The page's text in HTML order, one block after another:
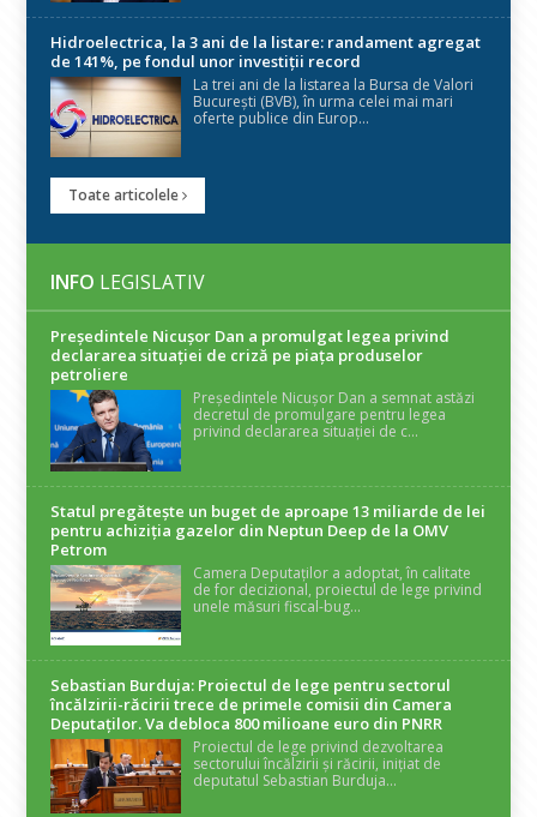
Hidroelectrica, la 3 ani de la listare: randament agregat
de 141%, pe fondul unor investiții record
La trei ani de la listarea la Bursa de Valori
București (BVB), în urma celei mai mari
oferte publice din Europ...
Toate articolele
INFO LEGISLATIV
Președintele Nicuşor Dan a promulgat legea privind
declararea situaţiei de criză pe piaţa produselor
petroliere
Președintele Nicușor Dan a semnat astăzi
decretul de promulgare pentru legea
privind declararea situației de c...
Statul pregătește un buget de aproape 13 miliarde de lei
pentru achiziția gazelor din Neptun Deep de la OMV
Petrom
Camera Deputaților a adoptat, în calitate
de for decizional, proiectul de lege privind
unele măsuri fiscal-bug...
Sebastian Burduja: Proiectul de lege pentru sectorul
încălzirii-răcirii trece de primele comisii din Camera
Deputaților. Va debloca 800 milioane euro din PNRR
Proiectul de lege privind dezvoltarea
sectorului încălzirii și răcirii, inițiat de
deputatul Sebastian Burduja...